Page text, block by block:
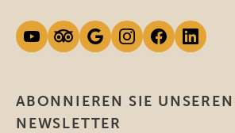
ABONNIEREN SIE UNSEREN
NEWSLETTER